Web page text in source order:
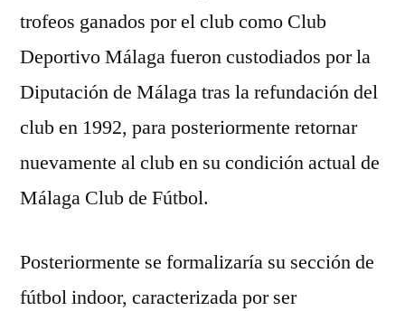
trofeos ganados por el club como Club
Deportivo Málaga fueron custodiados por la
Diputación de Málaga tras la refundación del
club en 1992, para posteriormente retornar
nuevamente al club en su condición actual de
Málaga Club de Fútbol.
Posteriormente se formalizaría su sección de
fútbol indoor, caracterizada por ser